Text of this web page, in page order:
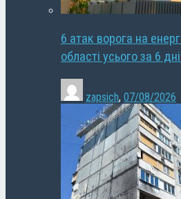
6 атак ворога на
області усього за 6
zapsich, 07/08/2026